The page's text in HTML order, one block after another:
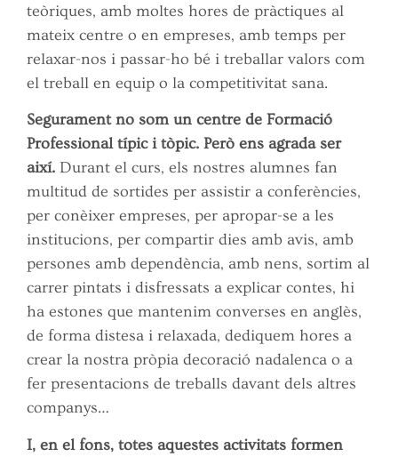
teòriques, amb moltes hores de pràctiques al
mateix centre o en empreses, amb temps per
relaxar-nos i passar-ho bé i treballar valors com
el treball en equip o la competitivitat sana.
Segurament no som un centre de Formació
Professional típic i tòpic. Però ens agrada ser
així. Durant el curs, els nostres alumnes fan
multitud de sortides per assistir a conferències,
per conèixer empreses, per apropar-se a les
institucions, per compartir dies amb avis, amb
persones amb dependència, amb nens, sortim al
carrer pintats i disfressats a explicar contes, hi
ha estones que mantenim converses en anglès,
de forma distesa i relaxada, dediquem hores a
crear la nostra pròpia decoració nadalenca o a
fer presentacions de treballs davant dels altres
companys…
I, en el fons, totes aquestes activitats formen